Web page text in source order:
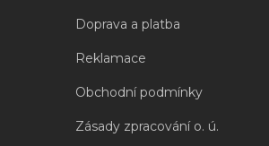
Doprava a platba
Reklamace
Obchodní podmínky
Zásady zpracování o. ú.